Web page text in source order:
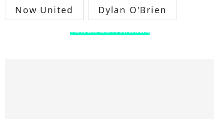
Now United Dylan O'Brien
TODOS OS FAMOSOS